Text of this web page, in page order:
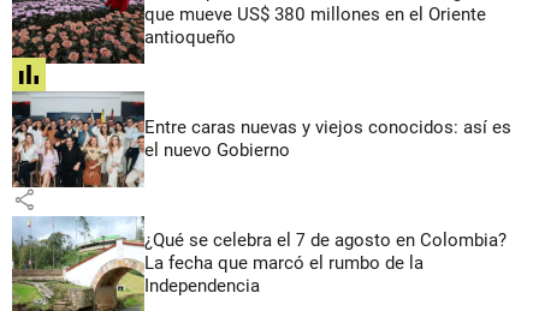
que mueve US$ 380 millones en el Oriente
antioqueño
share
Entre caras nuevas y viejos conocidos: así es
el nuevo Gobierno
share
¿Qué se celebra el 7 de agosto en Colombia?
La fecha que marcó el rumbo de la
Independencia